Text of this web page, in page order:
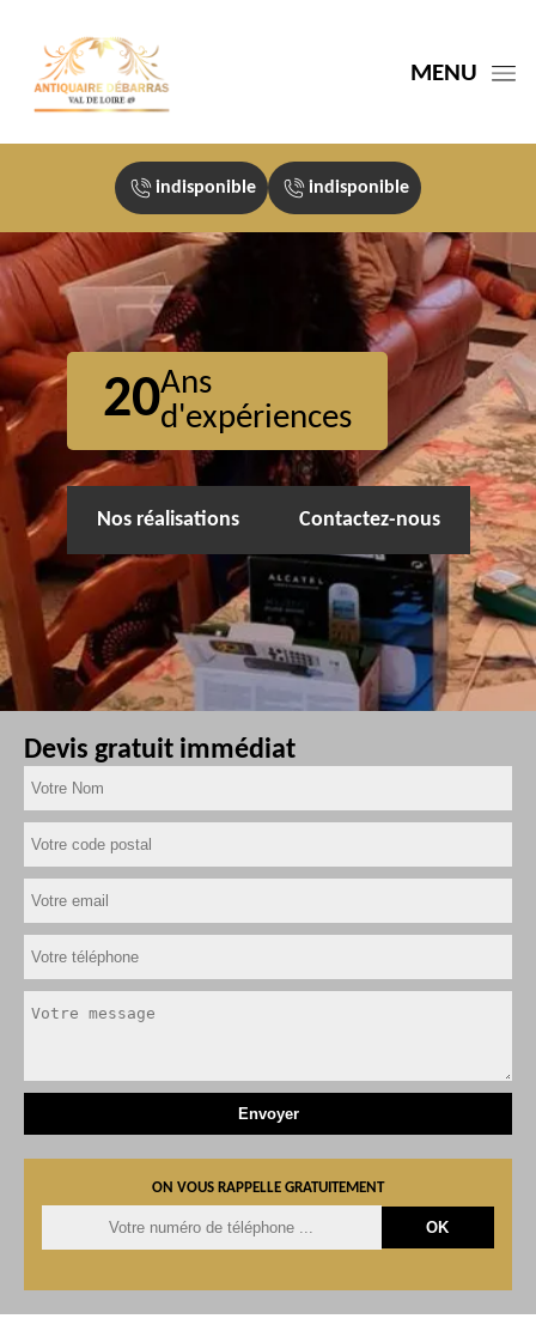
MENU
indisponible indisponible
20Ans
d'expériences
Nos réalisations Contactez-nous
Devis gratuit immédiat
ON VOUS RAPPELLE GRATUITEMENT